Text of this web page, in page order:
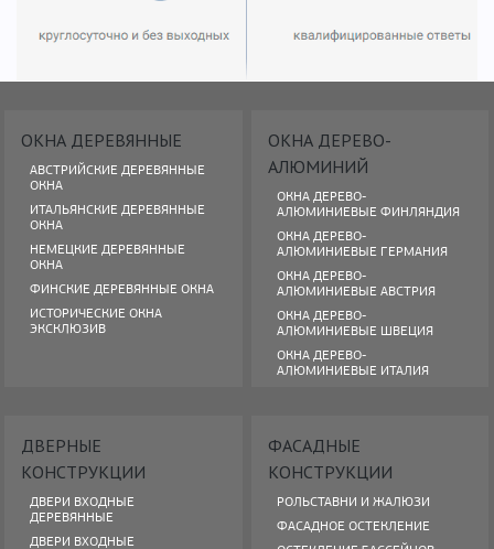
ОКНА ДЕРЕВЯННЫЕ
АВСТРИЙСКИЕ ДЕРЕВЯННЫЕ
ОКНА
ИТАЛЬЯНСКИЕ ДЕРЕВЯННЫЕ
ОКНА
НЕМЕЦКИЕ ДЕРЕВЯННЫЕ
ОКНА
ФИНСКИЕ ДЕРЕВЯННЫЕ ОКНА
ИСТОРИЧЕСКИЕ ОКНА
ЭКСКЛЮЗИВ
ОКНА ДЕРЕВО-
АЛЮМИНИЙ
ОКНА ДЕРЕВО-
АЛЮМИНИЕВЫЕ ФИНЛЯНДИЯ
ОКНА ДЕРЕВО-
АЛЮМИНИЕВЫЕ ГЕРМАНИЯ
ОКНА ДЕРЕВО-
АЛЮМИНИЕВЫЕ АВСТРИЯ
ОКНА ДЕРЕВО-
АЛЮМИНИЕВЫЕ ШВЕЦИЯ
ОКНА ДЕРЕВО-
АЛЮМИНИЕВЫЕ ИТАЛИЯ
ДВЕРНЫЕ
КОНСТРУКЦИИ
ДВЕРИ ВХОДНЫЕ
ДЕРЕВЯННЫЕ
ДВЕРИ ВХОДНЫЕ
ФАСАДНЫЕ
КОНСТРУКЦИИ
РОЛЬСТАВНИ И ЖАЛЮЗИ
ФАСАДНОЕ ОСТЕКЛЕНИЕ